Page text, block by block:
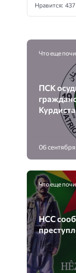
Нравится: 437
Что еще
ПСК
06
Что еще
НСС